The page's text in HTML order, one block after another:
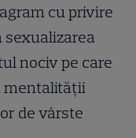
cu privire
sexualizarea
nociv pe care
mentalității
de vârste